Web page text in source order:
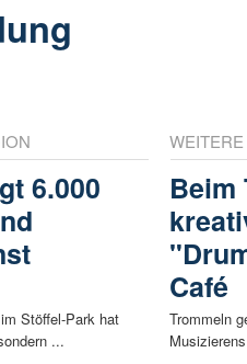
6.000
Stöffel-Park hat
...
Beim
Café
Trommeln